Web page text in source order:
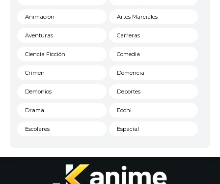
Animación Artes Marciales
Aventuras Carreras
Ciencia Ficción Comedia
Crimen Demencia
Demonios Deportes
Drama Ecchi
Escolares Espacial
Historico